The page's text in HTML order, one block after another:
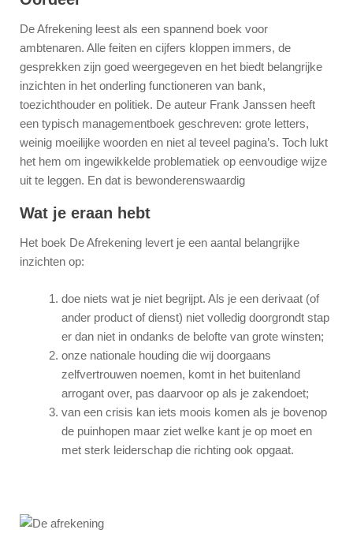
De Afrekening leest als een spannend boek voor
ambtenaren. Alle feiten en cijfers kloppen immers, de
gesprekken zijn goed weergegeven en het biedt belangrijke
inzichten in het onderling functioneren van bank,
toezichthouder en politiek. De auteur Frank Janssen heeft
een typisch managementboek geschreven: grote letters,
weinig moeilijke woorden en niet al teveel pagina’s. Toch lukt
het hem om ingewikkelde problematiek op eenvoudige wijze
uit te leggen. En dat is bewonderenswaardig
Wat je eraan hebt
Het boek De Afrekening levert je een aantal belangrijke
inzichten op:
doe niets wat je niet begrijpt. Als je een derivaat (of
ander product of dienst) niet volledig doorgrondt stap
er dan niet in ondanks de belofte van grote winsten;
onze nationale houding die wij doorgaans
zelfvertrouwen noemen, komt in het buitenland
arrogant over, pas daarvoor op als je zakendoet;
van een crisis kan iets moois komen als je bovenop
de puinhopen maar ziet welke kant je op moet en
met sterk leiderschap die richting ook opgaat.